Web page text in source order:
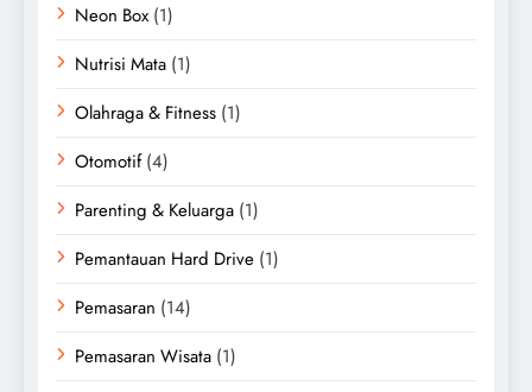
Neon Box (1)
Nutrisi Mata (1)
Olahraga & Fitness (1)
Otomotif(4)
Parenting & Keluarga (1)
Pemantauan Hard Drive (1)
Pemasaran (14)
Pemasaran Wisata (1)